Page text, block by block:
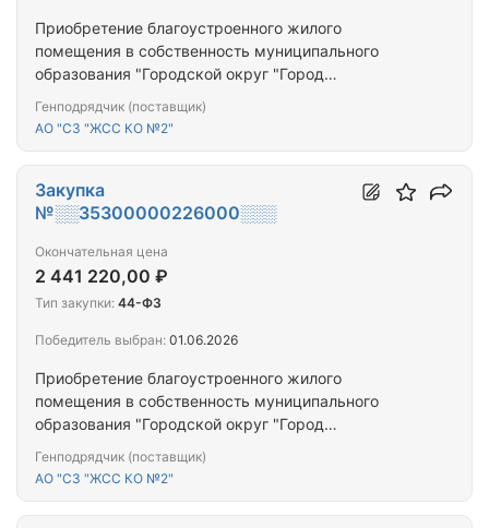
Приобретение благоустроенного жилого
помещения в собственность муниципального
образования "Городской округ "Город
переселяемым из аварийного жилищного фонда
Генподрядчик (поставщик)
АО "СЗ "ЖСС КО №2"
Приобретение благоустроенного жилого
помещения в собственность муниципального
образования "Городской округ "Город
переселяемым из аварийного жилищного фонда
Генподрядчик (поставщик)
АО "СЗ "ЖСС КО №2"
Закупка
№░░35300000226000░░░
Окончательная цена
2 441 220,00 ₽
Тип закупки: 44-ФЗ
Победитель выбран: 01.06.2026